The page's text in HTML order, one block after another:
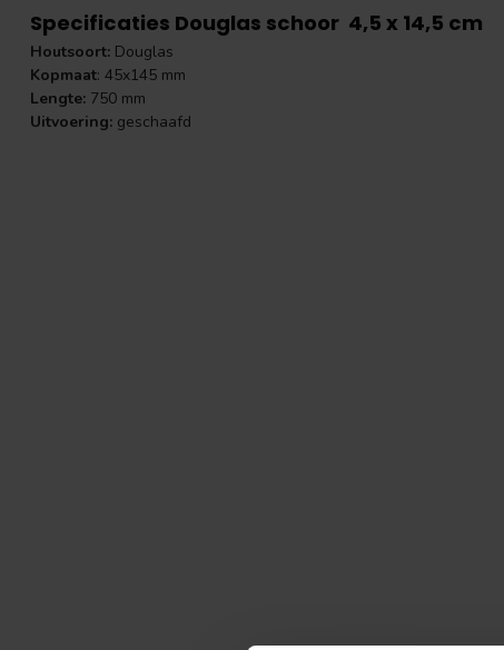
Specificaties Douglas schoor 4,5 x 14,5 cm
Houtsoort: Douglas
Kopmaat: 45x145 mm
Lengte: 750 mm
Uitvoering: geschaafd